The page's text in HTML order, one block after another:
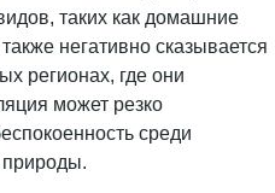
таких как домашние
негативно сказывается
регионах, где они
может резко
среди
природы.